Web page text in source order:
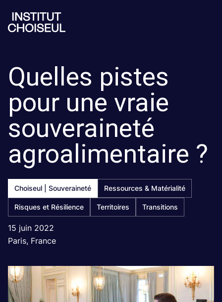
Quelles pistes
pour une vraie
souveraineté
agroalimentaire ?
Choiseul | Souveraineté Ressources & Matérialité
Risques et Résilience Territoires Transitions
15 juin 2022
Paris, France